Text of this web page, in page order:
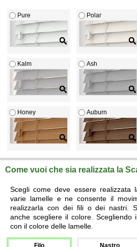
Pure Polar
Kalm Ash
Honey Auburn
Come vuoi che sia realizzata la
Scegli come deve essere realizzata
varie lamelle e ne consente il
realizzarla con dei fili o dei nastri.
anche scegliere il colore. Scegliendo
con il colore delle lamelle.
Filo Nastro